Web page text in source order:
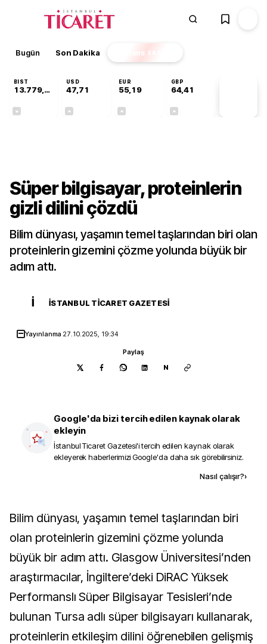
Bugün Son Dakika Finans EKSTRA
BIST
13.779,39
USD
47,71
EUR
55,19
GBP
64,41
Süper bilgisayar, proteinlerin
gizli dilini çözdü
Bilim dünyası, yaşamın temel taşlarından biri olan
proteinlerin gizemini çözme yolunda büyük bir
adım attı.
İ İSTANBUL TICARET GAZETESI
Yayınlanma 27.10.2025, 19:34
Paylaş
N
Google'da bizi tercih edilen kaynak olarak
ekleyin
İstanbul Ticaret Gazetesi'i tercih edilen kaynak olarak
ekleyerek haberlerimizi Google'da daha sık görebilirsiniz.
Nasıl çalışır?›
Bilim dünyası, yaşamın temel taşlarından biri
olan proteinlerin gizemini çözme yolunda
büyük bir adım attı. Glasgow Üniversitesi’nden
araştırmacılar, İngiltere’deki DiRAC Yüksek
Performanslı Süper Bilgisayar Tesisleri’nde
bulunan Tursa adlı süper bilgisayarı kullanarak,
proteinlerin etkileşim dilini öğrenebilen gelişmiş